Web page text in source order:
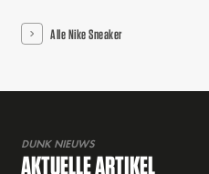
Alle Nike Sneaker
DUNK NIEUWS
AKTUELLE ARTIKEL